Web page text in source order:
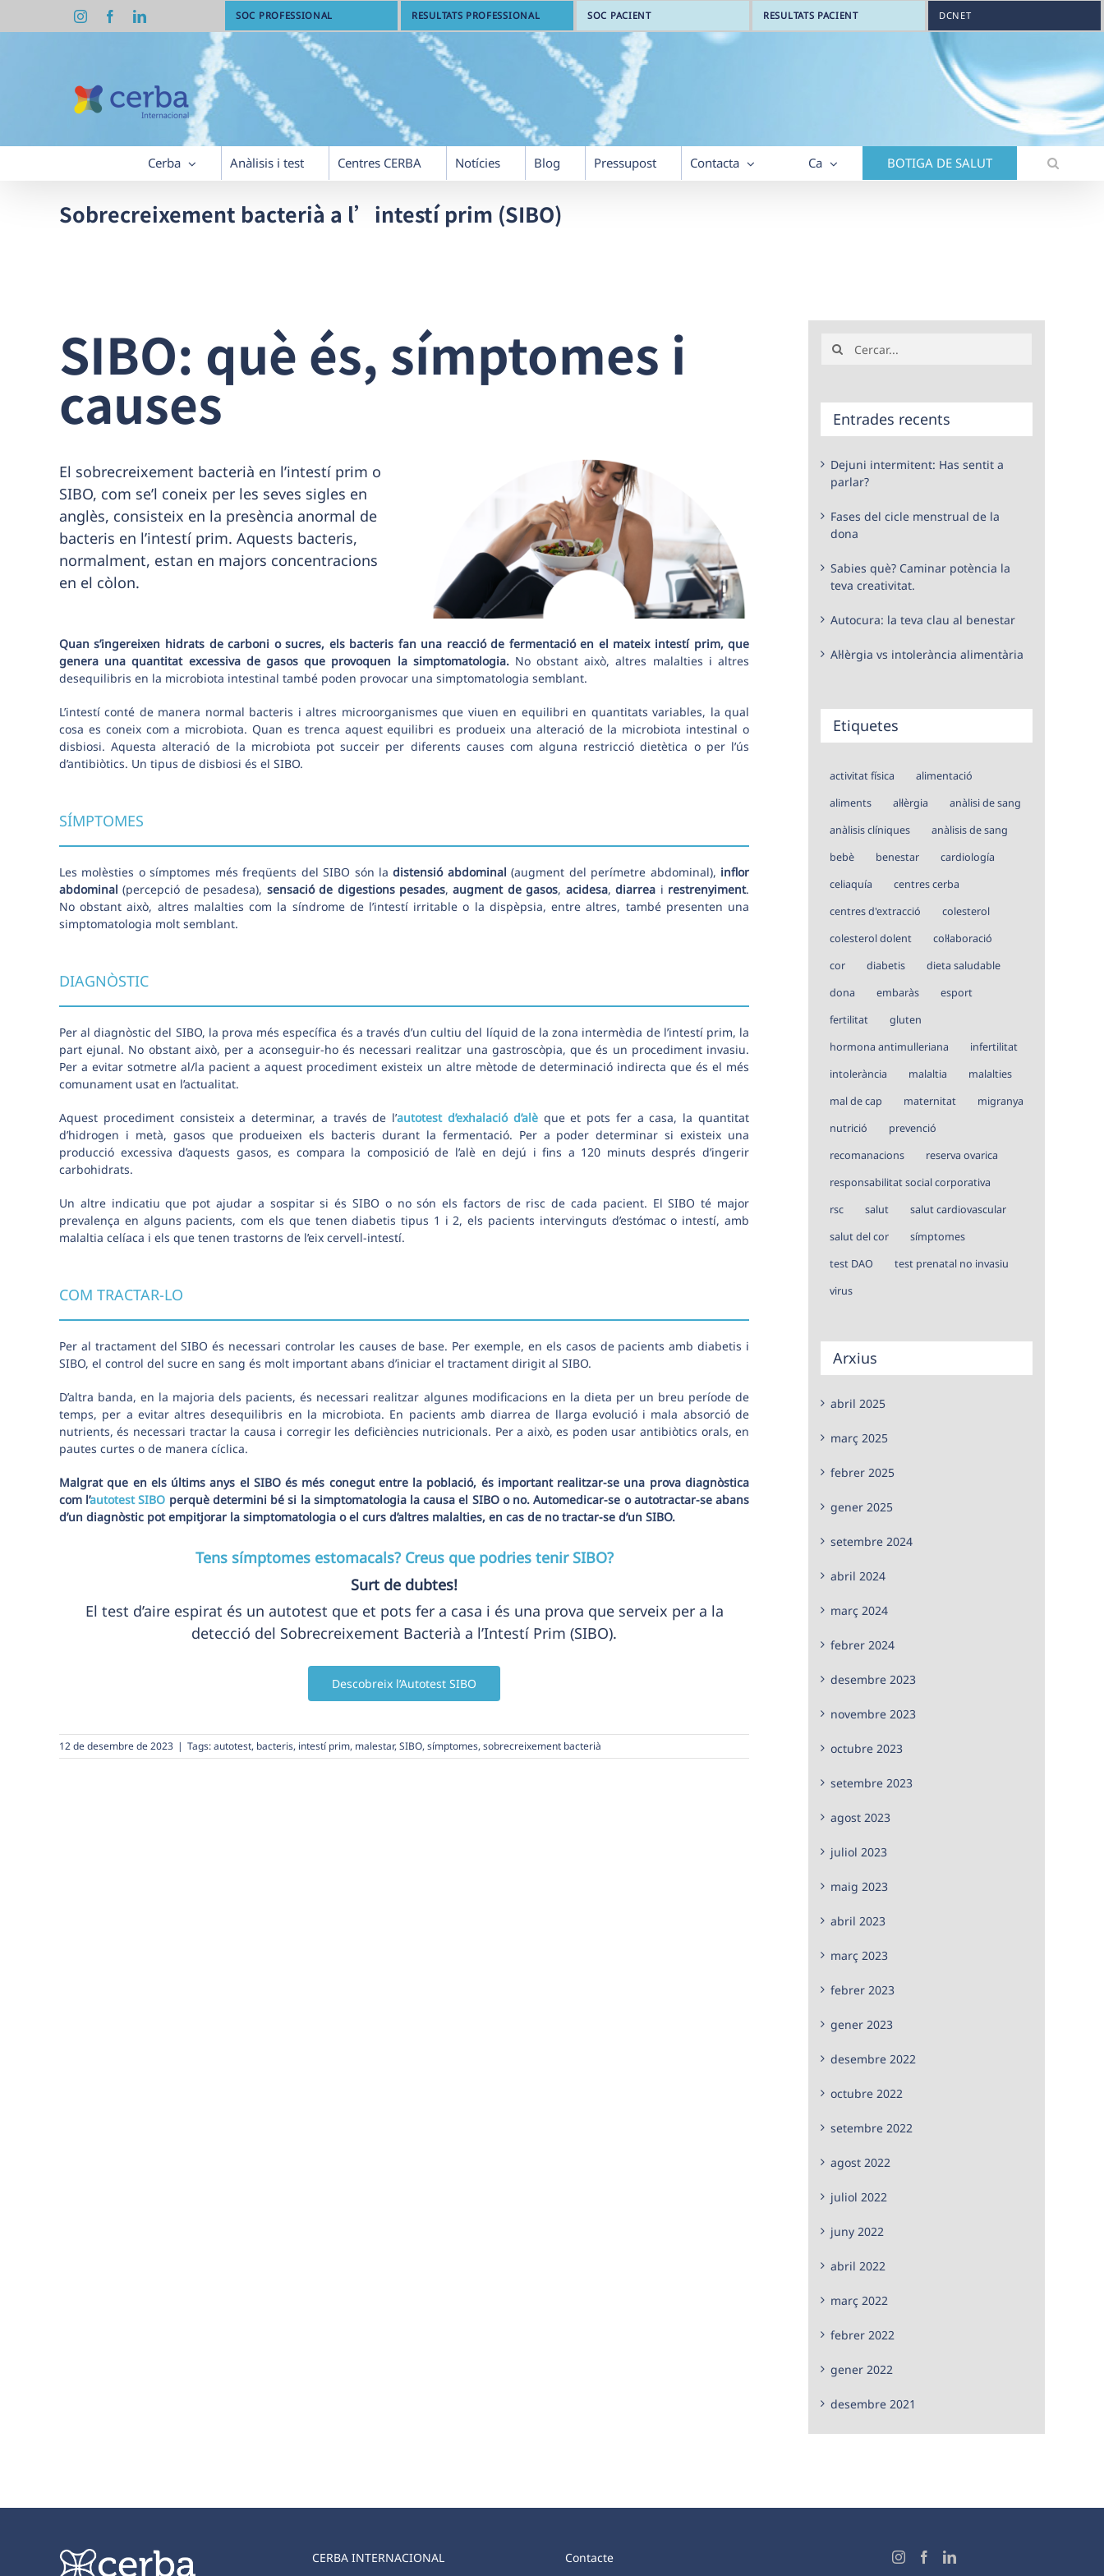
InstagramFacebookLinkedIn SOC PROFESSIONAL RESULTATS PROFESSIONAL SOC PACIENT RESULTATS PACIENT DCNET
Cerba Anàlisis i test Centres CERBA Notícies Blog Pressupost Contacta Ca BOTIGA DE SALUT
Sobrecreixement bacterià a l’intestí prim (SIBO)
SIBO: què és, símptomes i
causes
El sobrecreixement bacterià en l’intestí prim o
SIBO, com se’l coneix per les seves sigles en
anglès, consisteix en la presència anormal de
bacteris en l’intestí prim. Aquests bacteris,
normalment, estan en majors concentracions
en el còlon.
Quan s’ingereixen hidrats de carboni o sucres, els bacteris fan una reacció de fermentació en el mateix intestí prim, que
genera una quantitat excessiva de gasos que provoquen la simptomatologia.No obstant això, altres malalties i altres
desequilibris en la microbiota intestinal també poden provocar una simptomatologia semblant.
L’intestí conté de manera normal bacteris i altres microorganismes que viuen en equilibri en quantitats variables, la qual
cosa es coneix com a microbiota. Quan es trenca aquest equilibri es produeix una alteració de la microbiota intestinal o
disbiosi. Aquesta alteració de la microbiota pot succeir per diferents causes com alguna restricció dietètica o per l’ús
d’antibiòtics. Un tipus de disbiosi és el SIBO.
SÍMPTOMES
Les molèsties o símptomes més freqüents del SIBO són ladistensió abdominal (augment del perímetre abdominal), inflor
abdominal (percepció de pesadesa), sensació de digestions pesades,augment de gasos, acidesa,diarrea i restrenyiment.
No obstant això, altres malalties com la síndrome de l’intestí irritable o la dispèpsia, entre altres, també presenten una
simptomatologia molt semblant.
DIAGNÒSTIC
Per al diagnòstic del SIBO, la prova més específica és a través d’un cultiu del líquid de la zona intermèdia de l’intestí prim, la
part ejunal. No obstant això, per a aconseguir-ho és necessari realitzar una gastroscòpia, que és un procediment invasiu.
Per a evitar sotmetre al/la pacient a aquest procediment existeix un altre mètode de determinació indirecta que és el més
comunament usat en l’actualitat.
Aquest procediment consisteix a determinar, a través de l’autotest d’exhalació d’alèque et pots fer a casa, la quantitat
d’hidrogen i metà, gasos que produeixen els bacteris durant la fermentació. Per a poder determinar si existeix una
producció excessiva d’aquests gasos, es compara la composició de l’alè en dejú i fins a 120 minuts després d’ingerir
carbohidrats.
Un altre indicatiu que pot ajudar a sospitar si és SIBO o no són els factors de risc de cada pacient. El SIBO té major
prevalença en alguns pacients, com els que tenen diabetis tipus 1 i 2, els pacients intervinguts d’estómac o intestí, amb
malaltia celíaca i els que tenen trastorns de l’eix cervell-intestí.
COM TRACTAR-LO
Per al tractament del SIBO és necessari controlar les causes de base. Per exemple, en els casos de pacients amb diabetis i
SIBO, el control del sucre en sang és molt important abans d’iniciar el tractament dirigit al SIBO.
D’altra banda, en la majoria dels pacients, és necessari realitzar algunes modificacions en la dieta per un breu període de
temps, per a evitar altres desequilibris en la microbiota. En pacients amb diarrea de llarga evolució i mala absorció de
nutrients, és necessari tractar la causa i corregir les deficiències nutricionals. Per a això, es poden usar antibiòtics orals, en
pautes curtes o de manera cíclica.
Malgrat que en els últims anys el SIBO és més conegut entre la població, és important realitzar-se una prova diagnòstica
com l’autotest SIBO perquè determini bé si la simptomatologia la causa el SIBO o no. Automedicar-se o autotractar-se abans
d’un diagnòstic pot empitjorar la simptomatologia o el curs d’altres malalties, en cas de no tractar-se d’un SIBO.
Tens símptomes estomacals? Creus que podries tenir SIBO?
Surt de dubtes!
El test d’aire espirat és un autotest que et pots fer a casa i és una prova que serveix per a la
detecció del Sobrecreixement Bacterià a l’Intestí Prim (SIBO).
Descobreix l’Autotest SIBO
12 de desembre de 2023 | Tags:autotest, bacteris, intestí prim, malestar, SIBO, símptomes, sobrecreixement bacterià
Search
for:
Entrades recents
Dejuni intermitent: Has sentit a
parlar?
Fases del cicle menstrual de la
dona
Sabies què? Caminar potència la
teva creativitat.
Autocura: la teva clau al benestar
Al·lèrgia vs intolerància alimentària
Etiquetes
activitat física
alimentació
aliments
al·lèrgia
anàlisi de sang
anàlisis clíniques
anàlisis de sang
bebè
benestar
cardiología
celiaquía
centres cerba
centres d'extracció
colesterol
colesterol dolent
col·laboració
cor
diabetis
dieta saludable
dona
embaràs
esport
fertilitat
gluten
hormona antimulleriana
infertilitat
intolerància
malaltia
malalties
mal de cap
maternitat
migranya
nutrició
prevenció
recomanacions
reserva ovarica
responsabilitat social corporativa
rsc
salut
salut cardiovascular
salut del cor
símptomes
test DAO
test prenatal no invasiu
virus
Arxius
abril 2025
març 2025
febrer 2025
gener 2025
setembre 2024
abril 2024
març 2024
febrer 2024
desembre 2023
novembre 2023
octubre 2023
setembre 2023
agost 2023
juliol 2023
maig 2023
abril 2023
març 2023
febrer 2023
gener 2023
desembre 2022
octubre 2022
setembre 2022
agost 2022
juliol 2022
juny 2022
abril 2022
març 2022
febrer 2022
gener 2022
desembre 2021
CERBA INTERNACIONAL Contacte